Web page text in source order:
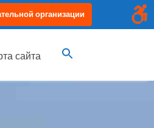
организации
сайта